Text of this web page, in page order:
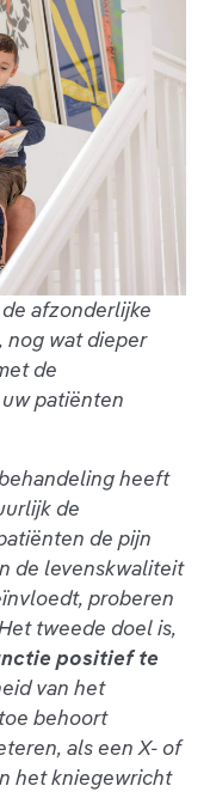
afzonderlijke
nog wat dieper
de
patiënten
heeft
de
de pijn
de levenskwaliteit
proberen
tweede doel is,
positief te
van het
behoort
als een X- of
het kniegewricht